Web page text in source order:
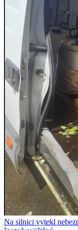
Na silnici vytekl